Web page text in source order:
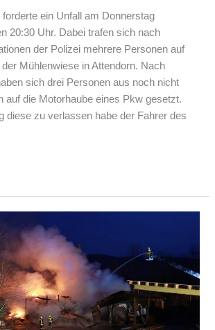
forderte ein Unfall am Donnerstag
20:30 Uhr. Dabei trafen sich nach
der Polizei mehrere Personen auf
Mühlenwiese in Attendorn. Nach
sich drei Personen aus noch nicht
auf die Motorhaube eines Pkw gesetzt.
diese zu verlassen habe der Fahrer des